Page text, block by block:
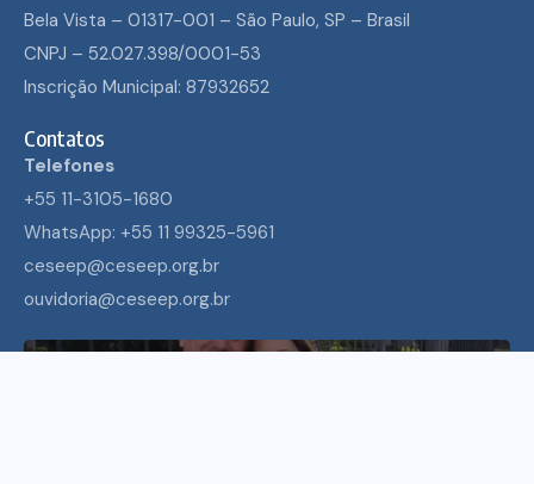
Bela Vista – 01317-001 – São Paulo, SP – Brasil
CNPJ – 52.027.398/0001-53
Inscrição Municipal: 87932652
Contatos
Telefones
+55 11-3105-1680
WhatsApp: +55 11 99325-5961
ceseep@ceseep.org.br
ouvidoria@ceseep.org.br